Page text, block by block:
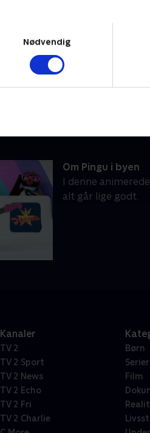
Nødvendig
Om Pingu i byen
I denne
alt går lige godt.
Kanaler
TV 2
TV 2 Sport
TV 2 News
TV 2 Echo
TV 2 Fri
TV 2 Charlie
Børn
Serier
Film